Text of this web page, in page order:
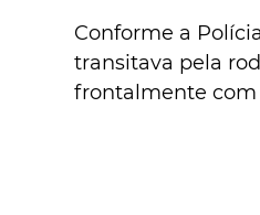
Conforme a
transitava pela
frontalmente com